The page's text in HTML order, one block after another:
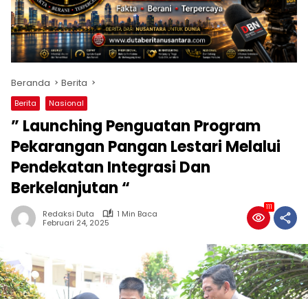
Beranda Berita
Berita Nasional
” Launching Penguatan Program
Pekarangan Pangan Lestari Melalui
Pendekatan Integrasi Dan
Berkelanjutan “
Redaksi Duta
1 Min Baca
Februari 24, 2025
111